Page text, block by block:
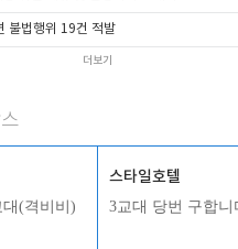
불법행위 19건 적발
더보기
(격비비)
스타일호텔
3교대 당번 구합니